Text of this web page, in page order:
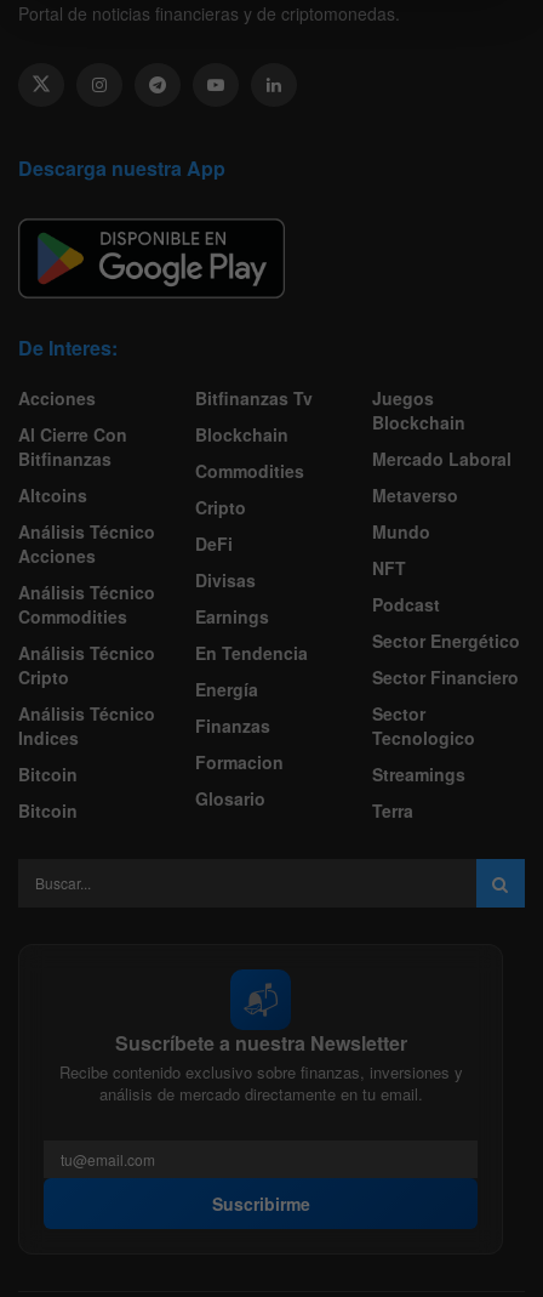
Portal de noticias financieras y de criptomonedas.
Descarga nuestra App
De Interes:
Acciones
Al Cierre Con
Bitfinanzas
Altcoins
Análisis Técnico
Acciones
Análisis Técnico
Commodities
Análisis Técnico
Cripto
Análisis Técnico
Indices
Bitcoin
Bitcoin
Bitfinanzas Tv
Blockchain
Commodities
Cripto
DeFi
Divisas
Earnings
En Tendencia
Energía
Finanzas
Formacion
Glosario
Juegos
Blockchain
Mercado Laboral
Metaverso
Mundo
NFT
Podcast
Sector Energético
Sector Financiero
Sector
Tecnologico
Streamings
Terra
📬
Suscríbete a nuestra Newsletter
Recibe contenido exclusivo sobre finanzas, inversiones y
análisis de mercado directamente en tu email.
Suscribirme